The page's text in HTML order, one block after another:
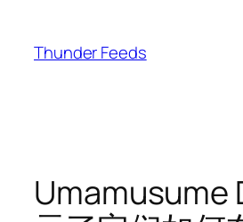
Thunder Feeds
Umamusume